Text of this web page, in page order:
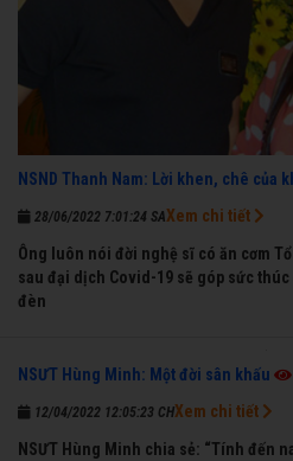
NSND Thanh Nam: Lời khen, chê của
28/06/2022 7:01:24 SA
Ông luôn nói đời nghệ sĩ có ăn cơm
sau đại dịch Covid-19 sẽ góp sức
đèn
Xem chi tiết
NSƯT Hùng Minh: Một đời sân khấu
12/04/2022 12:05:23 CH
NSƯT Hùng Minh chia sẻ: “Tính đến
Xem chi tiết